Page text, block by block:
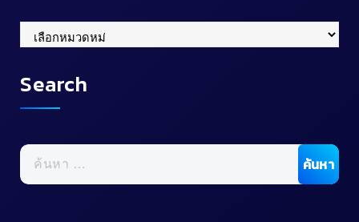
Categories
Search
ค้นหา
สำหรับ: